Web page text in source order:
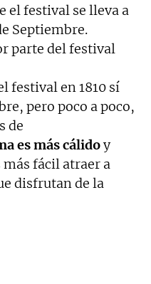
el festival se lleva a
Septiembre.
parte del festival
festival en 1810 sí
pero poco a poco,
de
es más cálidoy
fácil atraer a
disfrutan de la